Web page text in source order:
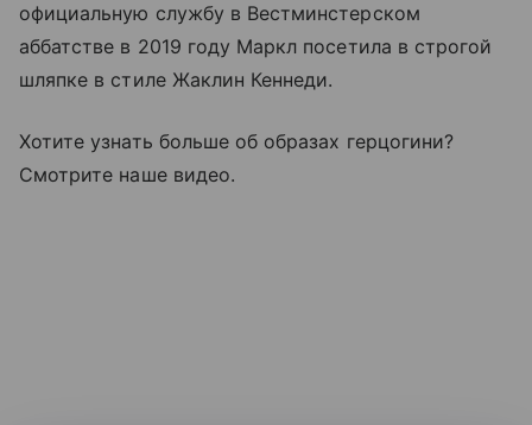
официальную службу в Вестминстерском
аббатстве в 2019 году Маркл посетила в строгой
шляпке в стиле Жаклин Кеннеди.
Хотите узнать больше об образах герцогини?
Смотрите наше видео.